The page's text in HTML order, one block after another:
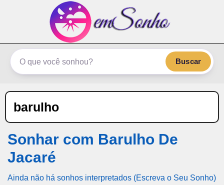
emSonho.com
Os sonhos significam mais
Buscar
barulho
Sonhar com Barulho De
Jacaré
Ainda não há sonhos interpretados (Escreva o Seu Sonho)